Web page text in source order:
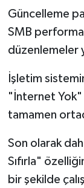
Güncelleme
SMB
düzenlemeler
İşletim
"İnternet Yok"
tamamen
Son olarak
Sıfırla"
bir şekilde